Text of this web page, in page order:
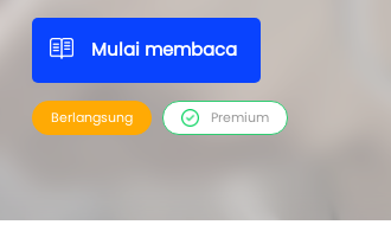
Mulai membaca
Berlangsung Premium